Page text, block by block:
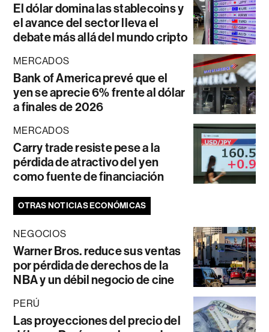
El dólar domina las stablecoins y
el avance del sector lleva el
debate más allá del mundo cripto
MERCADOS
Bank of America prevé que el
yen se aprecie 6% frente al dólar
a finales de 2026
MERCADOS
Carry trade resiste pese a la
pérdida de atractivo del yen
como fuente de financiación
OTRAS NOTICIAS ECONÓMICAS
NEGOCIOS
Warner Bros. reduce sus ventas
por pérdida de derechos de la
NBA y un débil negocio de cine
PERÚ
Las proyecciones del precio del